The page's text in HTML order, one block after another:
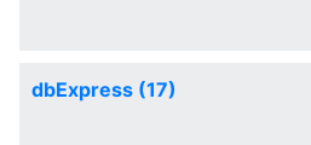
dbExpress (17)